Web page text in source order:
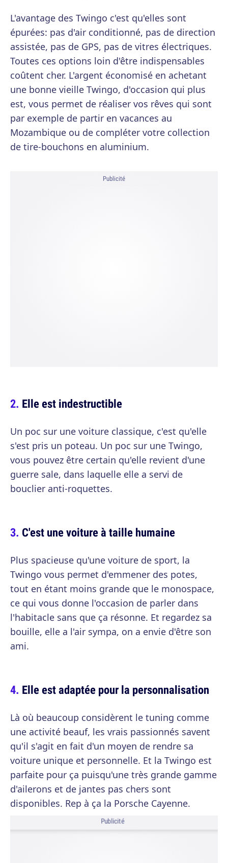
L'avantage des Twingo c'est qu'elles sont
épurées: pas d'air conditionné, pas de direction
assistée, pas de GPS, pas de vitres électriques.
Toutes ces options loin d'être indispensables
coûtent cher. L'argent économisé en achetant
une bonne vieille Twingo, d'occasion qui plus
est, vous permet de réaliser vos rêves qui sont
par exemple de partir en vacances au
Mozambique ou de compléter votre collection
de tire-bouchons en aluminium.
Publicité
Elle est indestructible
Un poc sur une voiture classique, c'est qu'elle
s'est pris un poteau. Un poc sur une Twingo,
vous pouvez être certain qu'elle revient d'une
guerre sale, dans laquelle elle a servi de
bouclier anti-roquettes.
C'est une voiture à taille humaine
Plus spacieuse qu'une voiture de sport, la
Twingo vous permet d'emmener des potes,
tout en étant moins grande que le monospace,
ce qui vous donne l'occasion de parler dans
l'habitacle sans que ça résonne. Et regardez sa
bouille, elle a l'air sympa, on a envie d'être son
ami.
Elle est adaptée pour la personnalisation
Là où beaucoup considèrent le tuning comme
une activité beauf, les vrais passionnés savent
qu'il s'agit en fait d'un moyen de rendre sa
voiture unique et personnelle. Et la Twingo est
parfaite pour ça puisqu'une très grande gamme
d'ailerons et de jantes pas chers sont
disponibles. Rep à ça la Porsche Cayenne.
Publicité